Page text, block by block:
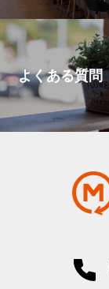
よくある質問